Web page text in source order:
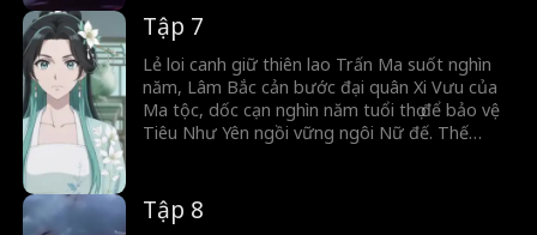
quân, mà còn giáng hắn làm dân thường.
Tập 7
Lẻ loi canh giữ thiên lao Trấn Ma suốt nghìn
năm, Lâm Bắc cản bước đại quân Xi Vưu của
Ma tộc, dốc cạn nghìn năm tuổi thọ để bảo vệ
Tiêu Như Yên ngồi vững ngôi Nữ đế. Thế
quân, mà còn giáng hắn làm dân thường.
Tập 8